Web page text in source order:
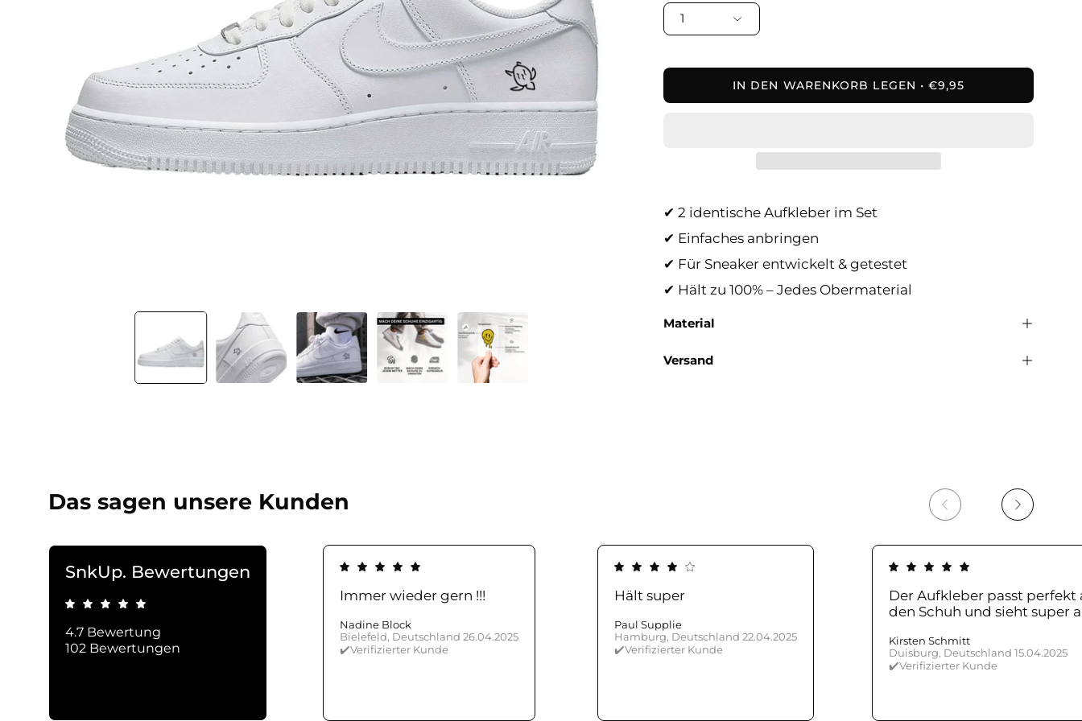
1
IN DEN WARENKORB LEGEN €9,95
✔ 2 identische Aufkleber im Set
✔ Einfaches anbringen
✔ Für Sneaker entwickelt & getestet
✔ Hält zu 100% – Jedes Obermaterial
Material
Versand
Das sagen unsere Kunden
SnkUp. Bewertungen
4.7 Bewertung
102 Bewertungen
Immer wieder gern !!!
Nadine Block
Bielefeld, Deutschland 26.04.2025
✔️Verifizierter Kunde
Hält super
Paul Supplie
Hamburg, Deutschland 22.04.2025
✔️Verifizierter Kunde
Der Aufkleber passt perfekt
den Schuh und sieht super
Kirsten Schmitt
Duisburg, Deutschland 15.04.2025
✔️Verifizierter Kunde